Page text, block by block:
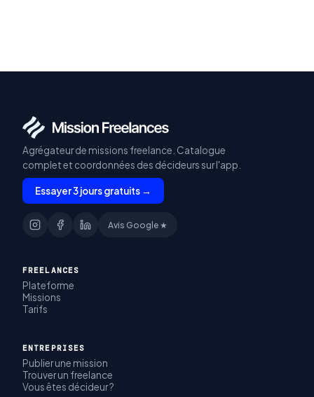
Agrégateur de missions freelance. Catalogue
complet et coordonnées des décideurs sur l'app.
Essayer 3 jours gratuits →
Avis Google ★
FREELANCES
Plateforme
Missions
Tarifs
ENTREPRISES
Publier une mission
Trouver un freelance
Vous êtes décideur ?